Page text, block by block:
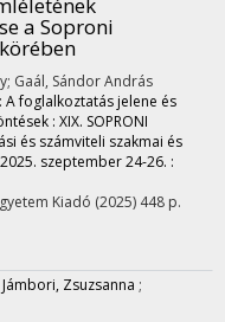
a Soproni
Gaál, Sándor András
foglalkoztatás jelene és
: XIX. SOPRONI
és számviteli szakmai és
szeptember 24-26. :
Kiadó (2025) 448 p.
Jámbori, Zsuzsanna ;